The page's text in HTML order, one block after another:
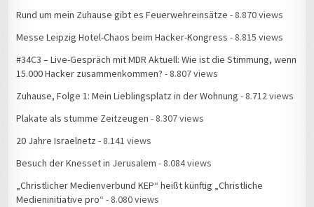
Rund um mein Zuhause gibt es Feuerwehreinsätze - 8.870 views
Messe Leipzig Hotel-Chaos beim Hacker-Kongress - 8.815 views
#34C3 – Live-Gespräch mit MDR Aktuell: Wie ist die Stimmung, wenn
15.000 Hacker zusammenkommen? - 8.807 views
Zuhause, Folge 1: Mein Lieblingsplatz in der Wohnung - 8.712 views
Plakate als stumme Zeitzeugen - 8.307 views
20 Jahre Israelnetz - 8.141 views
Besuch der Knesset in Jerusalem - 8.084 views
„Christlicher Medienverbund KEP“ heißt künftig „Christliche
Medieninitiative pro“ - 8.080 views